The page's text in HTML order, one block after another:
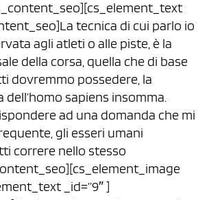
tecnica di cui parlo io
agli atleti o alle piste, è la
della corsa, quella che di base
dovremmo possedere, la
dell’homo sapiens insomma.
ad una domanda che mi
gli esseri umani
correre nello stesso
_id=”9″ ]